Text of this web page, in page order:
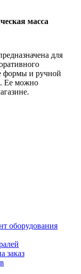
масса
для
формы и ручной
Ее можно
оборудования
заказ